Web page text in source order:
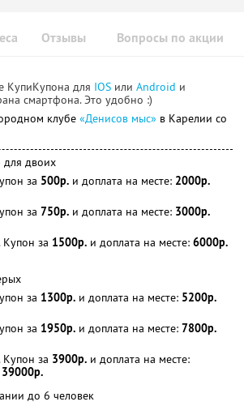
Отзывы Вопросы по акции
КупиКупона для IOS или Android и
смартфона. Это удобно :)
клубе «Денисов мыс» в Карелии со
для двоих
за 500р. и доплата на месте: 2000р.
за 750р. и доплата на месте: 3000р.
за 1500р. и доплата на месте: 6000р.
за 1300р. и доплата на месте: 5200р.
за 1950р. и доплата на месте: 7800р.
за 3900р. и доплата на месте:
39000р.
до 6 человек